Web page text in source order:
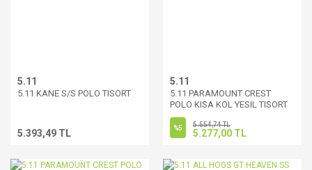
5.11
5.11 KANE S/S POLO TISORT
5.393,49 TL
5.11
5.11 PARAMOUNT CREST
POLO KISA KOL YESIL TISORT
%5 5.554,74 TL
5.277,00 TL